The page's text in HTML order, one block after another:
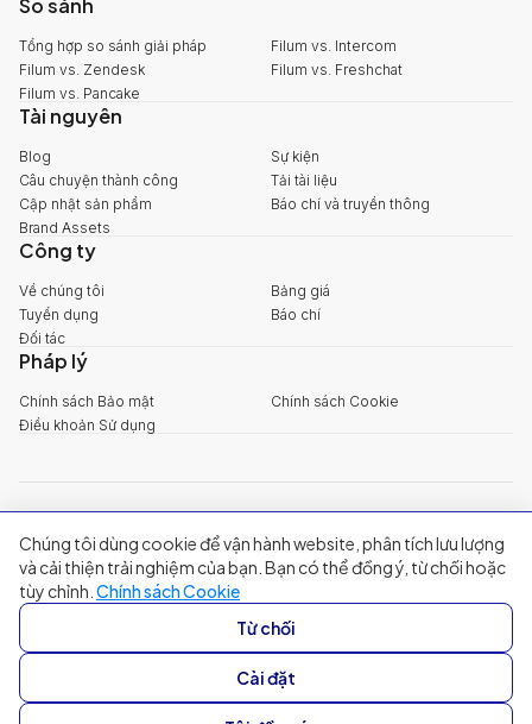
So sánh
Tổng hợp so sánh giải pháp
Filum vs. Intercom
Filum vs. Zendesk
Filum vs. Freshchat
Filum vs. Pancake
Tài nguyên
Blog
Sự kiện
Câu chuyện thành công
Tải tài liệu
Cập nhật sản phẩm
Báo chí và truyền thông
Brand Assets
Công ty
Về chúng tôi
Bảng giá
Tuyển dụng
Báo chí
Đối tác
Pháp lý
Chính sách Bảo mật
Chính sách Cookie
Điều khoản Sử dụng
+84 888 18 1313
Trụ sở chính: Tầng 03, 65-67 Đường B4, Khu đô thị Sala, Phường An
Khánh, TP Hồ Chí Minh
Singapore:20A Tanjong Pagar Road, Singapore
© 2024 Filum Inc. All rights reserved.
Chúng tôi dùng cookie để vận hành website, phân tích lưu lượng
và cải thiện trải nghiệm của bạn. Bạn có thể đồng ý, từ chối hoặc
tùy chỉnh. Chính sách Cookie
Từ chối
Cài đặt